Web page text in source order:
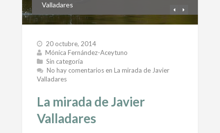
Valladares
20 octubre, 2014
Mónica Fernández-Aceytuno
Sin categoría
No hay comentariosen La mirada de Javier
Valladares
La mirada de Javier
Valladares